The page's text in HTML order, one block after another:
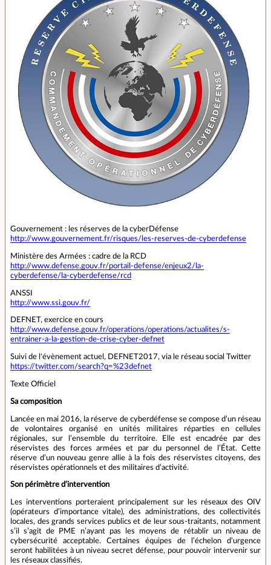
Gouvernement : les réserves de la cyberDéfense
http://www.gouvernement.fr/risques/les-reserves-de-cyberdefense
Ministère des Armées : cadre de la RCD
http://www.defense.gouv.fr/portail-defense/enjeux2/la-
cyberdefense/la-cyberdefense/rcd
ANSSI
http://www.ssi.gouv.fr/
DEFNET, exercice en cours
http://www.defense.gouv.fr/operations/operations/actualites/s-
entrainer-a-la-gestion-de-crise-cyber-defnet
Suivi de l'évènement actuel, DEFNET2017, via le réseau social Twitter
https://twitter.com/search?q=%23defnet
Texte Officiel
Sa composition
Lancée en mai 2016, la réserve de cyberdéfense se compose d’un réseau
de volontaires organisé en unités militaires réparties en cellules
régionales, sur l’ensemble du territoire. Elle est encadrée par des
réservistes des forces armées et par du personnel de l’État. Cette
réserve d’un nouveau genre allie à la fois des réservistes citoyens, des
réservistes opérationnels et des militaires d’activité.
Son périmètre d’intervention
Les interventions porteraient principalement sur les réseaux des OIV
(opérateurs d’importance vitale), des administrations, des collectivités
locales, des grands services publics et de leur sous-traitants, notamment
s’il s’agit de PME n’ayant pas les moyens de rétablir un niveau de
cybersécurité acceptable. Certaines équipes de l’échelon d’urgence
seront habilitées à un niveau secret défense, pour pouvoir intervenir sur
les réseaux classifiés.